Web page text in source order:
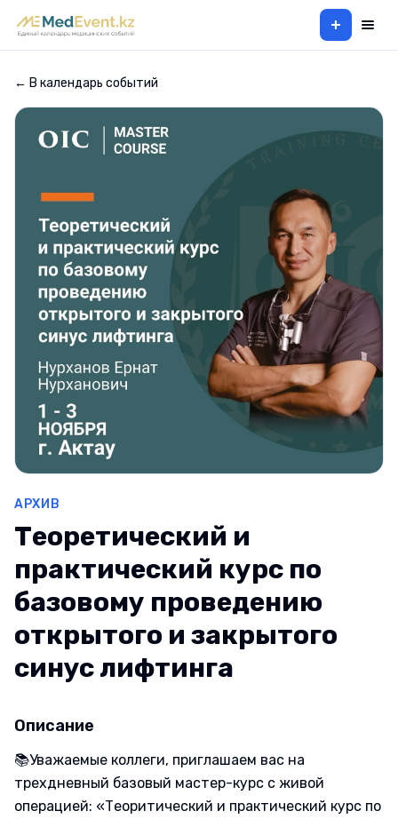
+
← В календарь событий
АРХИВ
Теоретический и
практический курс по
базовому проведению
открытого и закрытого
синус лифтинга
Описание
📚Уважаемые коллеги, приглашаем вас на
трехдневный базовый мастер-курс с живой
операцией: «Теоритический и практический курс по